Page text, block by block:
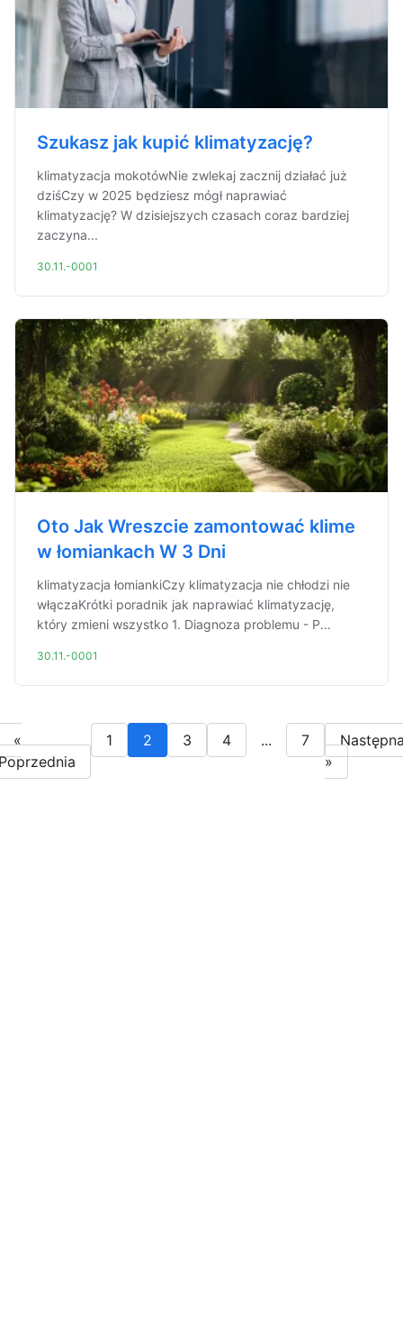
Szukasz jak kupić klimatyzację?
klimatyzacja mokotówNie zwlekaj zacznij działać już
dziśCzy w 2025 będziesz mógł naprawiać
klimatyzację? W dzisiejszych czasach coraz bardziej
zaczyna...
30.11.-0001
Oto Jak Wreszcie zamontować klime
w łomiankach W 3 Dni
klimatyzacja łomiankiCzy klimatyzacja nie chłodzi nie
włączaKrótki poradnik jak naprawiać klimatyzację,
który zmieni wszystko 1. Diagnoza problemu - P...
30.11.-0001
«
1 2 3 4 ... 7
»